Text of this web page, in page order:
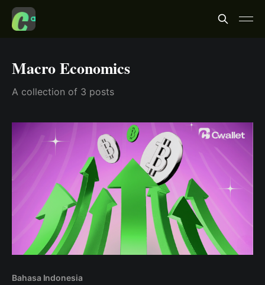
Macro Economics
A collection of 3 posts
Bahasa Indonesia